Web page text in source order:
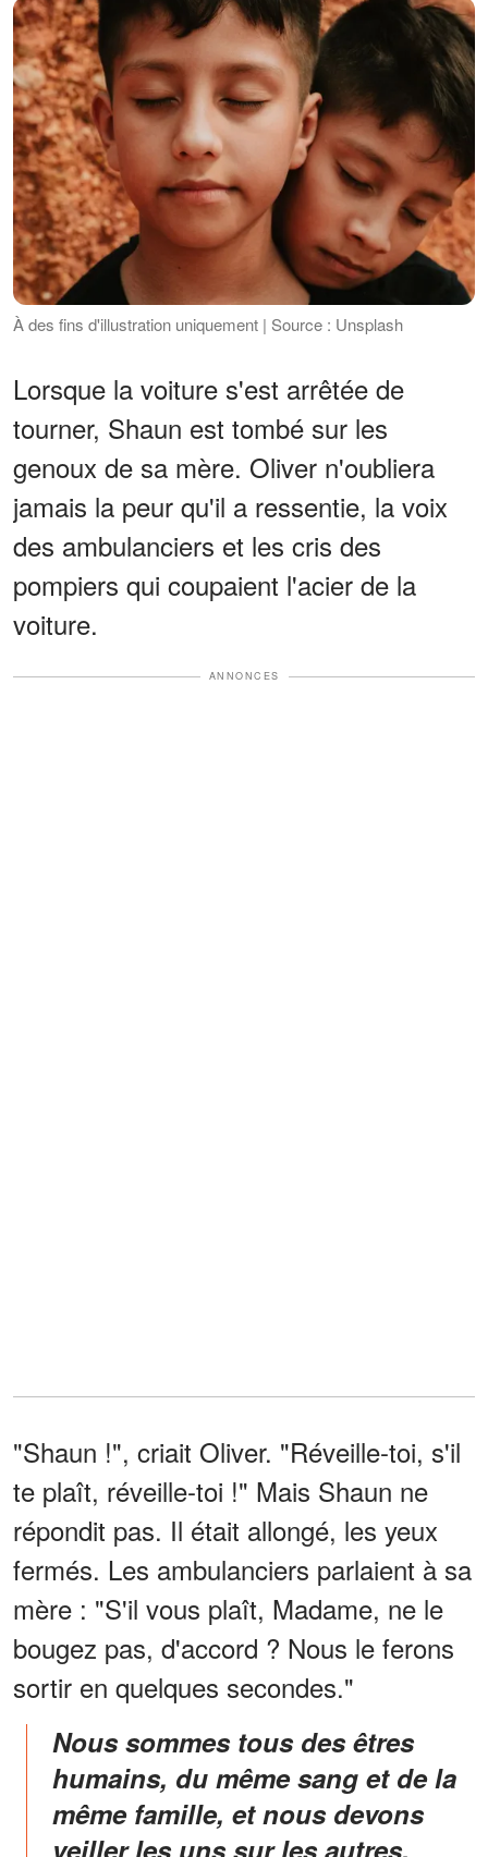
À des fins d'illustration uniquement | Source : Unsplash
Lorsque la voiture s'est arrêtée de
tourner, Shaun est tombé sur les
genoux de sa mère. Oliver n'oubliera
jamais la peur qu'il a ressentie, la voix
des ambulanciers et les cris des
pompiers qui coupaient l'acier de la
voiture.
ANNONCES
"Shaun !", criait Oliver. "Réveille-toi, s'il
te plaît, réveille-toi !" Mais Shaun ne
répondit pas. Il était allongé, les yeux
fermés. Les ambulanciers parlaient à sa
mère : "S'il vous plaît, Madame, ne le
bougez pas, d'accord ? Nous le ferons
sortir en quelques secondes."
Nous sommes tous des êtres
humains, du même sang et de la
même famille, et nous devons
veiller les uns sur les autres.